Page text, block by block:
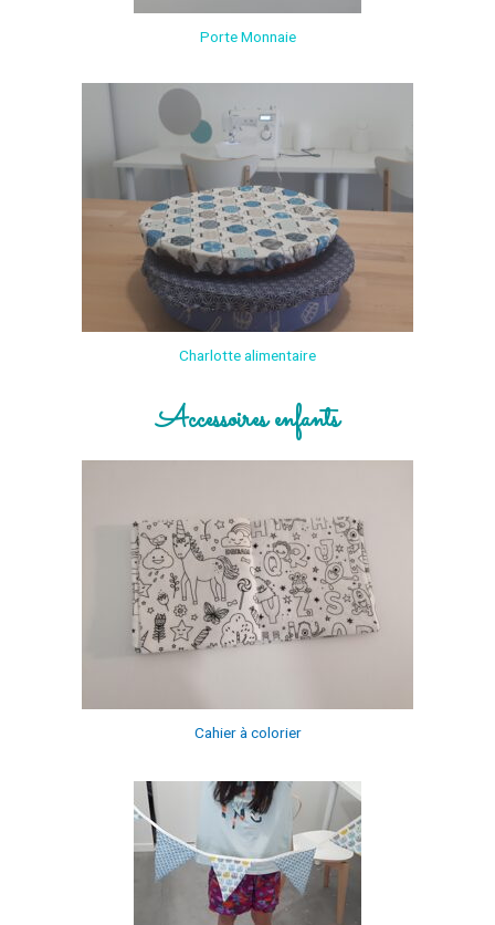
Porte Monnaie
Charlotte alimentaire
Accessoires enfants
Cahier à colorier